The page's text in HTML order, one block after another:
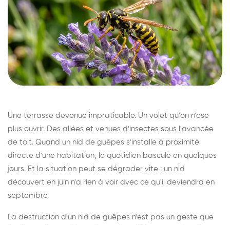
Une terrasse devenue impraticable. Un volet qu'on n'ose
plus ouvrir. Des allées et venues d'insectes sous l'avancée
de toit. Quand un nid de guêpes s'installe à proximité
directe d'une habitation, le quotidien bascule en quelques
jours. Et la situation peut se dégrader vite : un nid
découvert en juin n'a rien à voir avec ce qu'il deviendra en
septembre.
La destruction d'un nid de guêpes n'est pas un geste que